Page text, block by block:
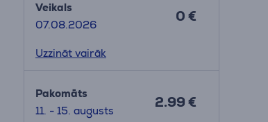
Veikals
07.08.2026
0 €
Uzzināt vairāk
Pakomāts
11. - 15. augusts
2.99 €